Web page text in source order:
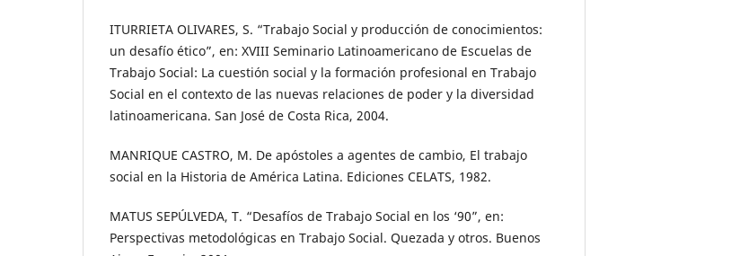
ITURRIETA OLIVARES, S. “Trabajo Social y producción de conocimientos:
un desafío ético”, en: XVIII Seminario Latinoamericano de Escuelas de
Trabajo Social: La cuestión social y la formación profesional en Trabajo
Social en el contexto de las nuevas relaciones de poder y la diversidad
latinoamericana. San José de Costa Rica, 2004.
MANRIQUE CASTRO, M. De apóstoles a agentes de cambio, El trabajo
social en la Historia de América Latina. Ediciones CELATS, 1982.
MATUS SEPÚLVEDA, T. “Desafíos de Trabajo Social en los ‘90”, en:
Perspectivas metodológicas en Trabajo Social. Quezada y otros. Buenos